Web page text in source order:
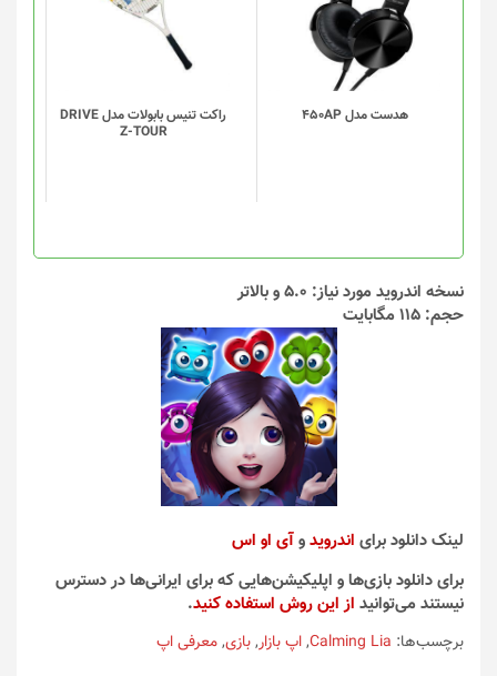
هدست مدل 450AP
راکت تنیس بابولات مدل DRIVE
Z-TOUR
نسخه اندروید مورد نیاز: 5.0 و بالاتر
حجم: 115 مگابایت
لینک دانلود برای اندرویدوآی او اس
برای دانلود بازی‌ها و اپلیکیشن‌هایی که برای ایرانی‌ها در دسترس
نیستند می‌توانید از این روش استفاده کنید.
برچسب‌ها: Calming Lia
,اپ بازار,بازی,معرفی اپ